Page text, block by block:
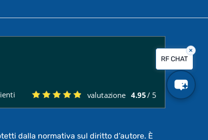
valutazione 4.95/ 5
dalla normativa sul diritto d’autore. È
RF CHAT
×